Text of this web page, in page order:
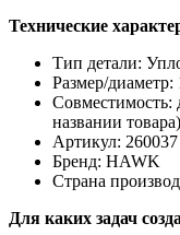
Технические
Тип детали:
Размер/
Совместимость:
названии товара)
Артикул: 260037
Бренд: HAWK
Страна
Для каких задач